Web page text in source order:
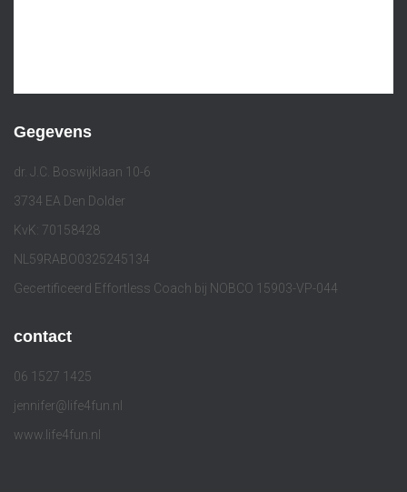
Gegevens
dr. J.C. Boswijklaan 10-6
3734 EA Den Dolder
KvK: 70158428
NL59RABO0325245134
Gecertificeerd Effortless Coach bij NOBCO 15903-VP-044
contact
06 1527 1425
jennifer@life4fun.nl
www.life4fun.nl